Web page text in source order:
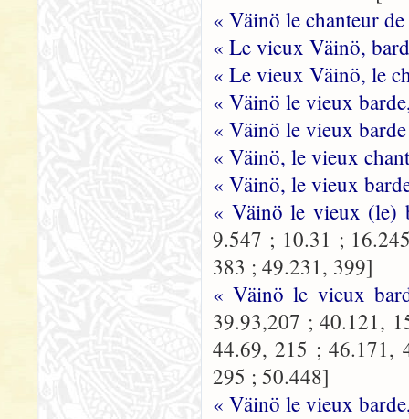
« Väinö le chanteur
« Le vieux Väinö,
« Le vieux Väinö, le
« Väinö le vieux
« Väinö le vieux
« Väinö, le vieux
« Väinö, le vieux
« Väinö le vieux (le)
9.547 ; 10.31 ;
383 ; 49.231, 399]
« Väinö le vieux
39.93,207 ; 40.121,
44.69, 215 ; 46.171,
295 ; 50.448]
« Väinö le vieux